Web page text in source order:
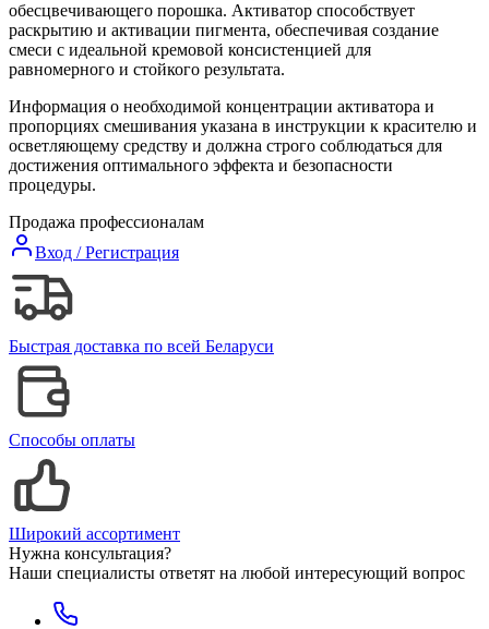
обесцвечивающего порошка. Активатор способствует
раскрытию и активации пигмента, обеспечивая создание
смеси с идеальной кремовой консистенцией для
равномерного и стойкого результата.
Информация о необходимой концентрации активатора и
пропорциях смешивания указана в инструкции к красителю и
осветляющему средству и должна строго соблюдаться для
достижения оптимального эффекта и безопасности
процедуры.
Продажа профессионалам
Вход / Регистрация
Быстрая доставка по всей Беларуси
Способы оплаты
Широкий ассортимент
Нужна консультация?
Наши специалисты ответят на любой интересующий вопрос